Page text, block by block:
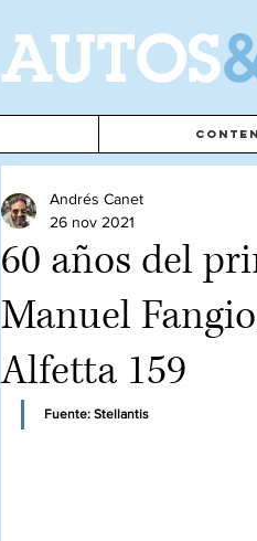
AUTOS
60 años del
Manuel
Alfetta 159
Andrés Canet
26 nov 2021
Fuente: Stellantis